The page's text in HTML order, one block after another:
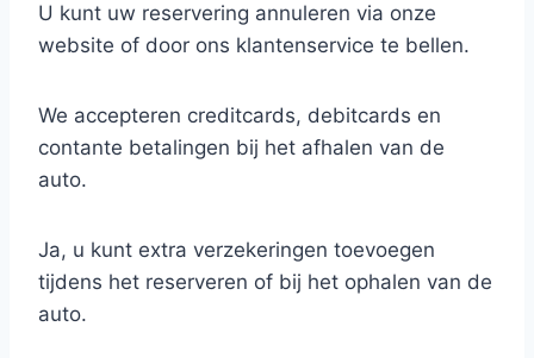
U kunt uw reservering annuleren via onze
website of door ons klantenservice te bellen.
We accepteren creditcards, debitcards en
contante betalingen bij het afhalen van de
auto.
Ja, u kunt extra verzekeringen toevoegen
tijdens het reserveren of bij het ophalen van de
auto.